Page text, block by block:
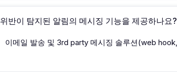
위반이 탐지된 알림의 메시징 기능을 제공하나요?
이메일 발송 및 3rd party 메시징 솔루션(web